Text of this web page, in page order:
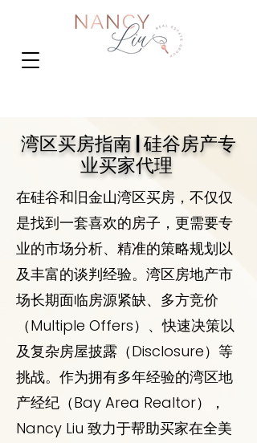
湾区买房指南 | 硅谷房产专
业买家代理
在硅谷和旧金山湾区买房，不仅仅
是找到一套喜欢的房子，更需要专
业的市场分析、精准的策略规划以
及丰富的谈判经验。湾区房地产市
场长期面临房源紧缺、多方竞价
（Multiple Offers）、快速决策以
及复杂房屋披露（Disclosure）等
挑战。作为拥有多年经验的湾区地
产经纪（Bay Area Realtor），
Nancy Liu 致力于帮助买家在全美